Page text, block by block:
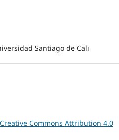
Santiago de Cali
Creative Commons Attribution 4.0